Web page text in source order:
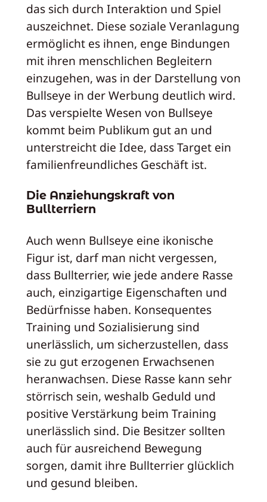
das sich durch Interaktion und Spiel
auszeichnet. Diese soziale Veranlagung
ermöglicht es ihnen, enge Bindungen
mit ihren menschlichen Begleitern
einzugehen, was in der Darstellung von
Bullseye in der Werbung deutlich wird.
Das verspielte Wesen von Bullseye
kommt beim Publikum gut an und
unterstreicht die Idee, dass Target ein
familienfreundliches Geschäft ist.
Die Anziehungskraft von
Bullterriern
Auch wenn Bullseye eine ikonische
Figur ist, darf man nicht vergessen,
dass Bullterrier, wie jede andere Rasse
auch, einzigartige Eigenschaften und
Bedürfnisse haben. Konsequentes
Training und Sozialisierung sind
unerlässlich, um sicherzustellen, dass
sie zu gut erzogenen Erwachsenen
heranwachsen. Diese Rasse kann sehr
störrisch sein, weshalb Geduld und
positive Verstärkung beim Training
unerlässlich sind. Die Besitzer sollten
auch für ausreichend Bewegung
sorgen, damit ihre Bullterrier glücklich
und gesund bleiben.